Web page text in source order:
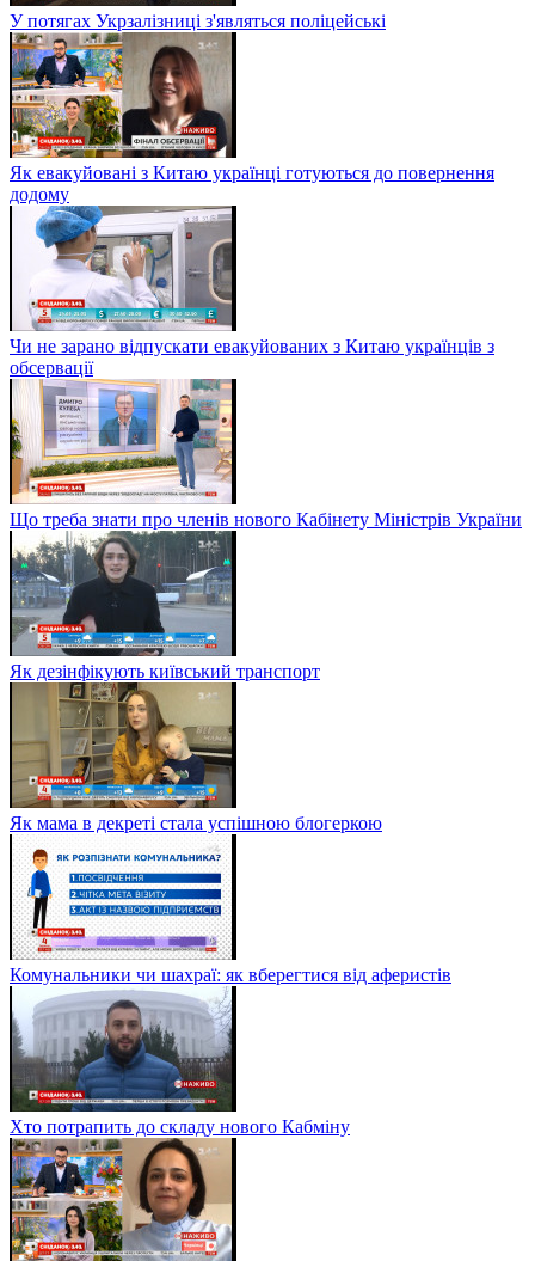
У потягах Укрзалізниці з'являться поліцейські
Як евакуйовані з Китаю українці готуються до повернення
додому
Чи не зарано відпускати евакуйованих з Китаю українців з
обсервації
Що треба знати про членів нового Кабінету Міністрів України
Як дезінфікують київський транспорт
Як мама в декреті стала успішною блогеркою
Комунальники чи шахраї: як вберегтися від аферистів
Хто потрапить до складу нового Кабміну